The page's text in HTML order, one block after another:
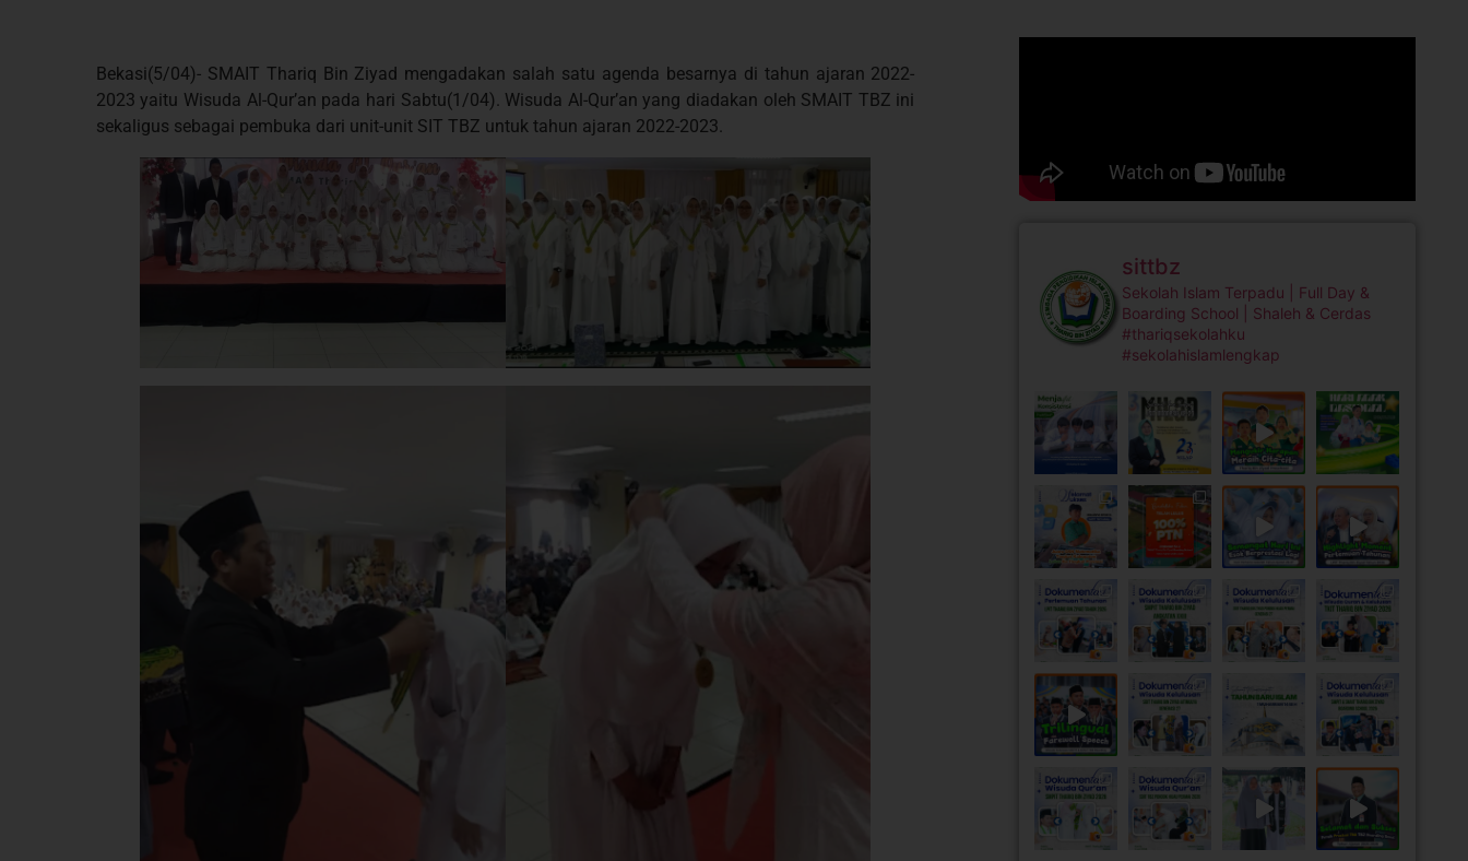
Bekasi(5/04)- SMAIT Thariq Bin Ziyad mengadakan salah satu agenda besarnya di tahun ajaran 2022-
2023 yaitu Wisuda Al-Qur’an pada hari Sabtu(1/04). Wisuda Al-Qur’an yang diadakan oleh SMAIT TBZ ini
sekaligus sebagai pembuka dari unit-unit SIT TBZ untuk tahun ajaran 2022-2023.
sittbz
Sekolah Islam Terpadu | Full Day &
Boarding School | Shaleh & Cerdas
#thariqsekolahku
#sekolahislamlengkap